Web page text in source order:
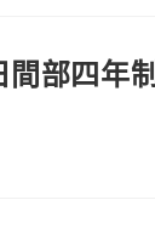
部四年